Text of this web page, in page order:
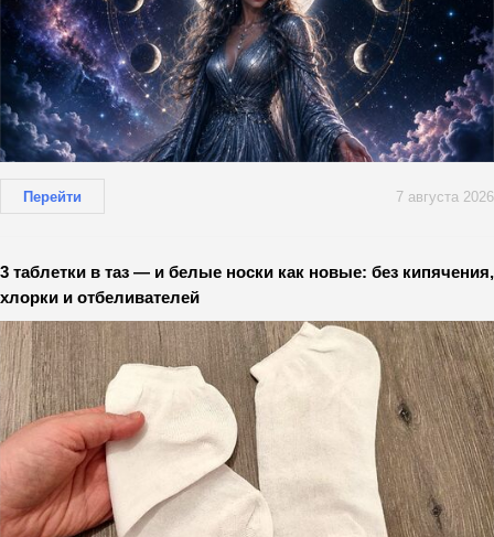
Перейти 7 августа 2026
3 таблетки в таз — и белые носки как новые: без кипячения,
хлорки и отбеливателей